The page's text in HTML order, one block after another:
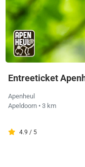
Entreeticket
Apenheul
Apeldoorn • 3 km
4.9 / 5